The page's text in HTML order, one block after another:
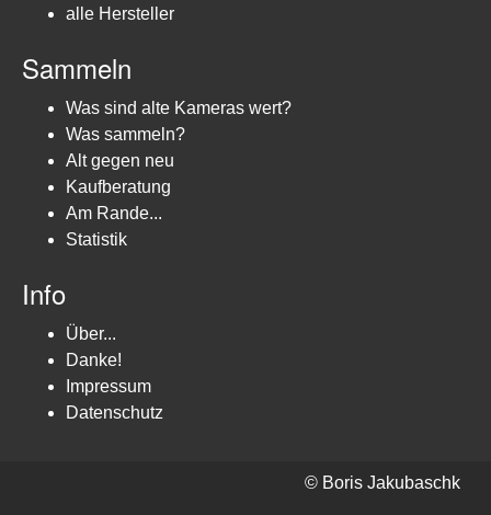
alle Hersteller
Sammeln
Was sind alte Kameras wert?
Was sammeln?
Alt gegen neu
Kaufberatung
Am Rande...
Statistik
Info
Über...
Danke!
Impressum
Datenschutz
© Boris Jakubaschk